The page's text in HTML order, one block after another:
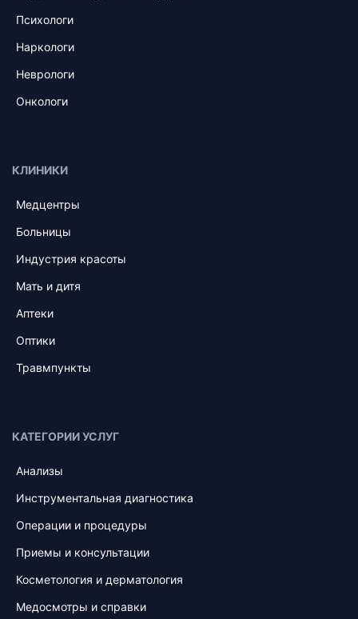
Психологи
Наркологи
Неврологи
Онкологи
КЛИНИКИ
Медцентры
Больницы
Индустрия красоты
Мать и дитя
Аптеки
Оптики
Травмпункты
КАТЕГОРИИ УСЛУГ
Анализы
Инструментальная диагностика
Операции и процедуры
Приемы и консультации
Косметология и дерматология
Медосмотры и справки